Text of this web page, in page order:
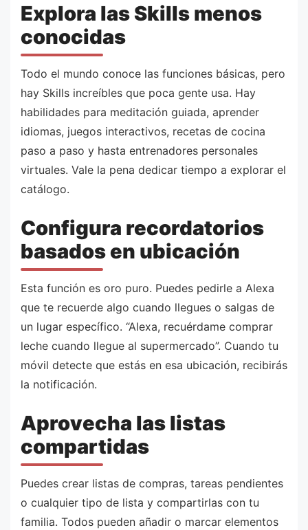
Explora las Skills menos
conocidas
Todo el mundo conoce las funciones básicas, pero
hay Skills increíbles que poca gente usa. Hay
habilidades para meditación guiada, aprender
idiomas, juegos interactivos, recetas de cocina
paso a paso y hasta entrenadores personales
virtuales. Vale la pena dedicar tiempo a explorar el
catálogo.
Configura recordatorios
basados en ubicación
Esta función es oro puro. Puedes pedirle a Alexa
que te recuerde algo cuando llegues o salgas de
un lugar específico. “Alexa, recuérdame comprar
leche cuando llegue al supermercado”. Cuando tu
móvil detecte que estás en esa ubicación, recibirás
la notificación.
Aprovecha las listas
compartidas
Puedes crear listas de compras, tareas pendientes
o cualquier tipo de lista y compartirlas con tu
familia. Todos pueden añadir o marcar elementos